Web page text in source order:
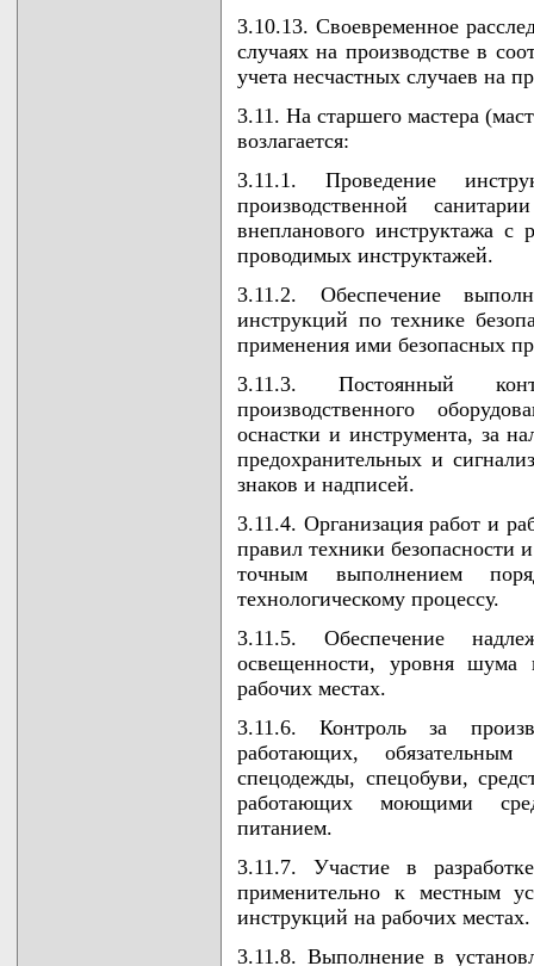
3.10.13. Своевременное
случаях на производстве в
учета несчастных случаев на
3.11. На старшего мастера
возлагается:
3.11.1. Проведение
производственной
внепланового инструктажа с
проводимых инструктажей.
3.11.2. Обеспечение
инструкций по технике
применения ими безопасных
3.11.3. Постоянный
производственного
оснастки и инструмента, за
предохранительных и
знаков и надписей.
3.11.4. Организация работ и
правил техники безопасности
точным выполнением
технологическому процессу.
3.11.5. Обеспечение
освещенности, уровня шума
рабочих местах.
3.11.6. Контроль за
работающих,
спецодежды, спецобуви,
работающих моющими
питанием.
3.11.7. Участие в
применительно к местным
инструкций на рабочих местах.
3.11.8. Выполнение в